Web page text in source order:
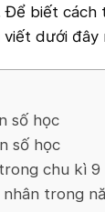
biết
dưới đây
số học
số học
chu kì
trong